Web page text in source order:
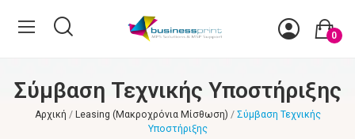
0
Σύμβαση Τεχνικής Υποστήριξης
Αρχική Leasing (Μακροχρόνια Μίσθωση)
Σύμβαση Τεχνικής
Υποστήριξης